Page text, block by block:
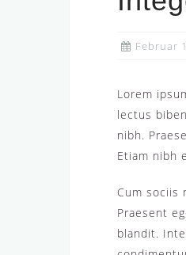
Februar
Lorem
lectus
nibh.
Etiam nibh
Cum sociis
Praesent
blandit.